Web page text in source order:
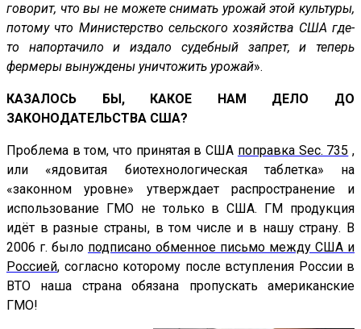
говорит, что вы не можете снимать урожай этой культуры,
потому что Министерство сельского хозяйства США где-
то напортачило и издало судебный запрет, и теперь
фермеры вынуждены уничтожить урожай».
КАЗАЛОСЬ БЫ, КАКОЕ НАМ ДЕЛО ДО
ЗАКОНОДАТЕЛЬСТВА США?
Проблема в том, что принятая в США поправка Sec. 735 ,
или «ядовитая биотехнологическая таблетка» на
«законном уровне» утверждает распространение и
использование ГМО не только в США. ГМ продукция
идёт в разные страны, в том числе и в нашу страну. В
2006 г. было подписано обменное письмо между США и
Россией, согласно которому после вступления России в
ВТО наша страна обязана пропускать американские
ГМО!